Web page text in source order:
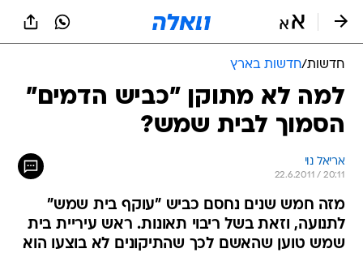
חדשות/חדשות בארץ
למה לא מתוקן "כביש הדמים"
הסמוך לבית שמש?
אריאל נוי
22.6.2011 / 20:11
מזה חמש שנים נחסם כביש "עוקף בית שמש"
לתנועה, וזאת בשל ריבוי תאונות. ראש עיריית בית
שמש טוען שהאשם לכך שהתיקונים לא בוצעו הוא